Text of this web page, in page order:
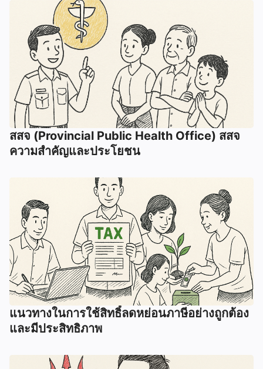
สสจ (Provincial Public Health Office) สสจ
ความสำคัญและประโยชน
แนวทางในการใช้สิทธิ์ลดหย่อนภาษีอย่างถูกต้อง
และมีประสิทธิภาพ